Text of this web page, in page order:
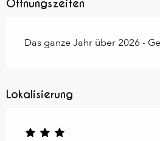
Öffnungszeiten
Das ganze Jahr über 2026 -
Lokalisierung